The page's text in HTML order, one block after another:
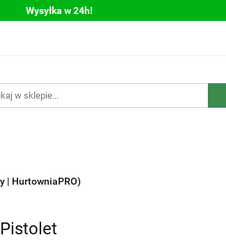
Wysyłka w 24h!
Polecamy WYPRZEDAŻ
| HurtowniaPRO)